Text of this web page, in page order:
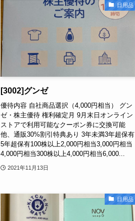
日用品
[3002]グンゼ
優待内容 自社商品選択（4,000円相当） グン
ゼ・株主優待 権利確定月 9月末日オンライン
ストアで利用可能なクーポン券に交換可能
他、通販30%割引特典あり 3年未満3年超保有
5年超保有100株以上2,000円相当3,000円相当
4,000円相当300株以上4,000円相当6,000...
2021年11月13日
日用品